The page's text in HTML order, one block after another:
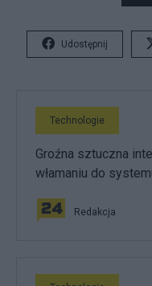
Udostępnij
Technologie
Groźna sztuczna
włamaniu do
Redakcja